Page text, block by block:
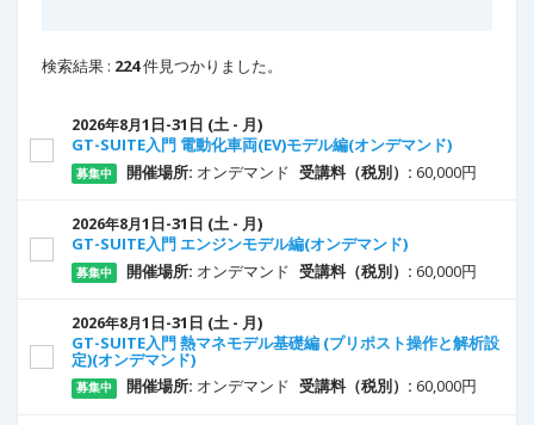
検索結果 : 224件見つかりました。
2026年8月1 日-31 日 (土 - 月)
GT-SUITE入門 電動化車両(EV)モデル編(オンデマンド)
募集中 開催場所: オンデマンド 受講料（税別）: 60,000円
2026年8月1 日-31 日 (土 - 月)
GT-SUITE入門 エンジンモデル編(オンデマンド)
募集中 開催場所: オンデマンド 受講料（税別）: 60,000円
2026年8月1 日-31 日 (土 - 月)
GT-SUITE入門 熱マネモデル基礎編 (プリポスト操作と解析設
定)(オンデマンド)
募集中 開催場所: オンデマンド 受講料（税別）: 60,000円